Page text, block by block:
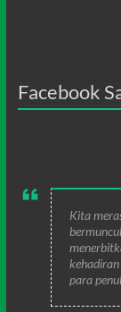
Facebook
Kita
para